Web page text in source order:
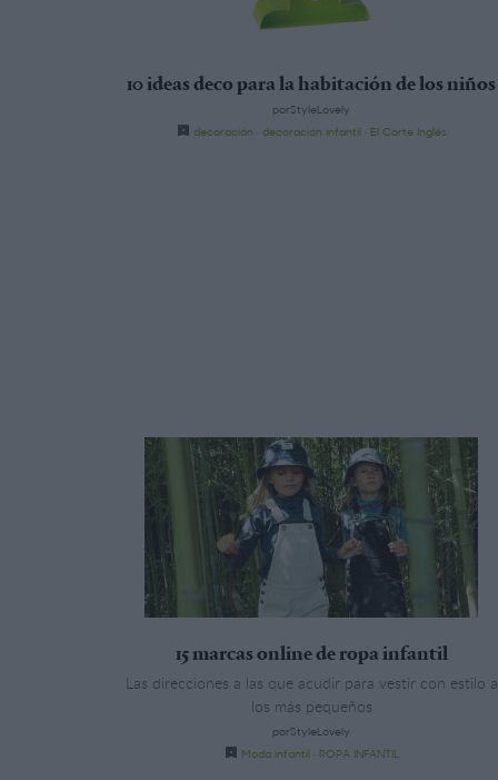
10 ideas deco para la habitación de los niños
porStyleLovely
decoración
decoración infantil· El Corte Inglés
15 marcas online de ropa infantil
Las direcciones a las que acudir para vestir con estilo a
los más pequeños
porStyleLovely
Moda infantil· ROPA INFANTIL